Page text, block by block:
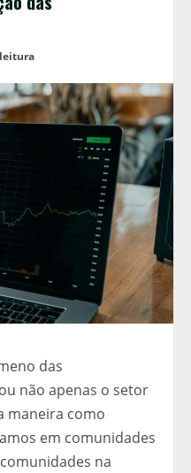
das
não apenas o setor
maneira como
em comunidades
na